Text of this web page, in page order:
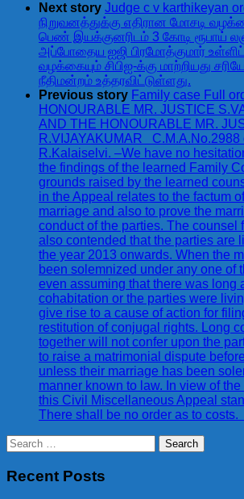
Next story Judge c v karthikeyan
நிறுவனத்துக்கு எதிரான மோசடி
பெண் இயக்குனரிடம் 3 கோடி ரூபாய்
அப்போதைய ஐஜி பிரமோத்குமார்
வழக்கையும் சிபிஐ-க்கு மாற்றியது
நீதிமன்றம் உத்தரவிட்டுள்ளது.
Previous story Family case Full
HONOURABLE MR. JUSTICE
AND THE HONOURABLE MR.
R.VIJAYAKUMAR C.M.A.No.2988
R.Kalaiselvi. –We have no
the findings of the learned Family
grounds raised by the learned
in the Appeal relates to the factum
marriage and also to prove the
conduct of the parties. The counsel
also contended that the parties are
the year 2013 onwards. When the
been solemnized under any one of
even assuming that there was long
cohabitation or the parties were
give rise to a cause of action for
restitution of conjugal rights. Long
together will not confer upon the
to raise a matrimonial dispute
unless their marriage has been
manner known to law. In view of
this Civil Miscellaneous Appeal
There shall be no order
Search
for:
Recent Posts